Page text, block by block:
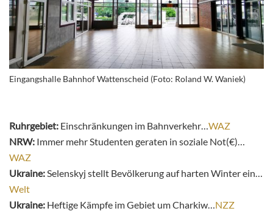
Eingangshalle Bahnhof Wattenscheid (Foto: Roland W. Waniek)
Ruhrgebiet: Einschränkungen im Bahnverkehr… WAZ
NRW: Immer mehr Studenten geraten in soziale Not(€)…
WAZ
Ukraine: Selenskyj stellt Bevölkerung auf harten Winter ein…
Welt
Ukraine: Heftige Kämpfe im Gebiet um Charkiw… NZZ